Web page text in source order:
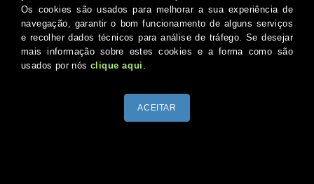
Instagram
Twitter
Canal do Youtube
© 2026 Portugal XXI Todos os direitos reservados.
Desenvolvido por Optimeios